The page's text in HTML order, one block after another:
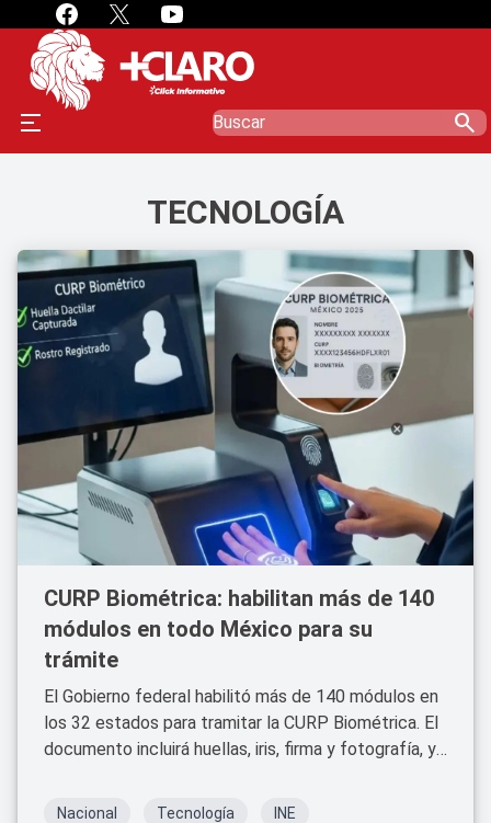
search
TECNOLOGÍA
CURP Biométrica: habilitan más de 140
módulos en todo México para su
trámite
El Gobierno federal habilitó más de 140 módulos en
los 32 estados para tramitar la CURP Biométrica. El
documento incluirá huellas, iris, firma y fotografía, y
bancarios y migratorios a partir de 2026.
Nacional Tecnología
INE